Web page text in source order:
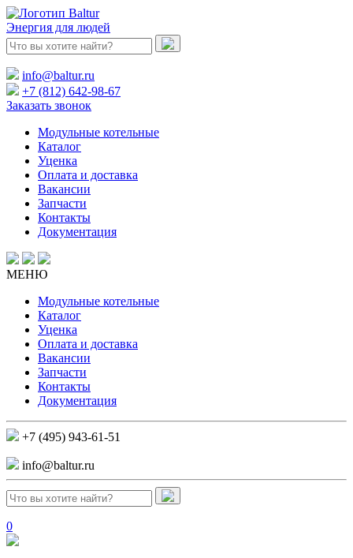
Энергия для людей
info@baltur.ru
+7 (812) 642-98-67
Заказать звонок
Модульные котельные
Каталог
Уценка
Оплата и доставка
Вакансии
Запчасти
Контакты
Документация
МЕНЮ
Модульные котельные
Каталог
Уценка
Оплата и доставка
Вакансии
Запчасти
Контакты
Документация
+7 (495) 943-61-51
info@baltur.ru
0